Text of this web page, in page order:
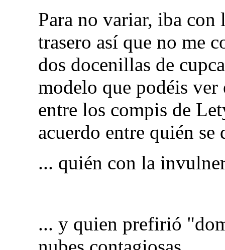
Para no variar, iba
trasero así que no me
dos docenillas de
modelo que podéis
entre los compis de
acuerdo entre quién
... quién con la
... y quien prefirió